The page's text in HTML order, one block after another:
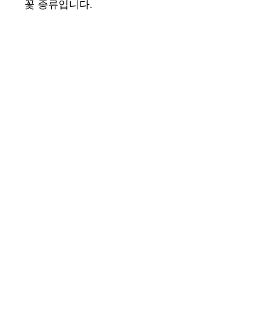
꽃 종류입니다.